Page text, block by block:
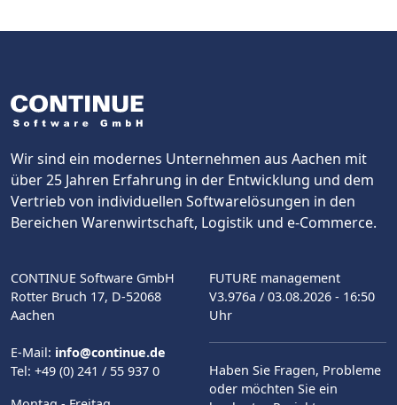
Wir sind ein modernes Unternehmen aus Aachen mit
über 25 Jahren Erfahrung in der Entwicklung und dem
Vertrieb von individuellen Softwarelösungen in den
Bereichen Warenwirtschaft, Logistik und e-Commerce.
CONTINUE Software GmbH
Rotter Bruch 17, D-52068
Aachen
E-Mail: info@continue.de
Tel: +49 (0) 241 / 55 937 0
FUTURE management
V3.976a / 03.08.2026 - 16:50
Uhr
Haben Sie Fragen, Probleme
oder möchten Sie ein